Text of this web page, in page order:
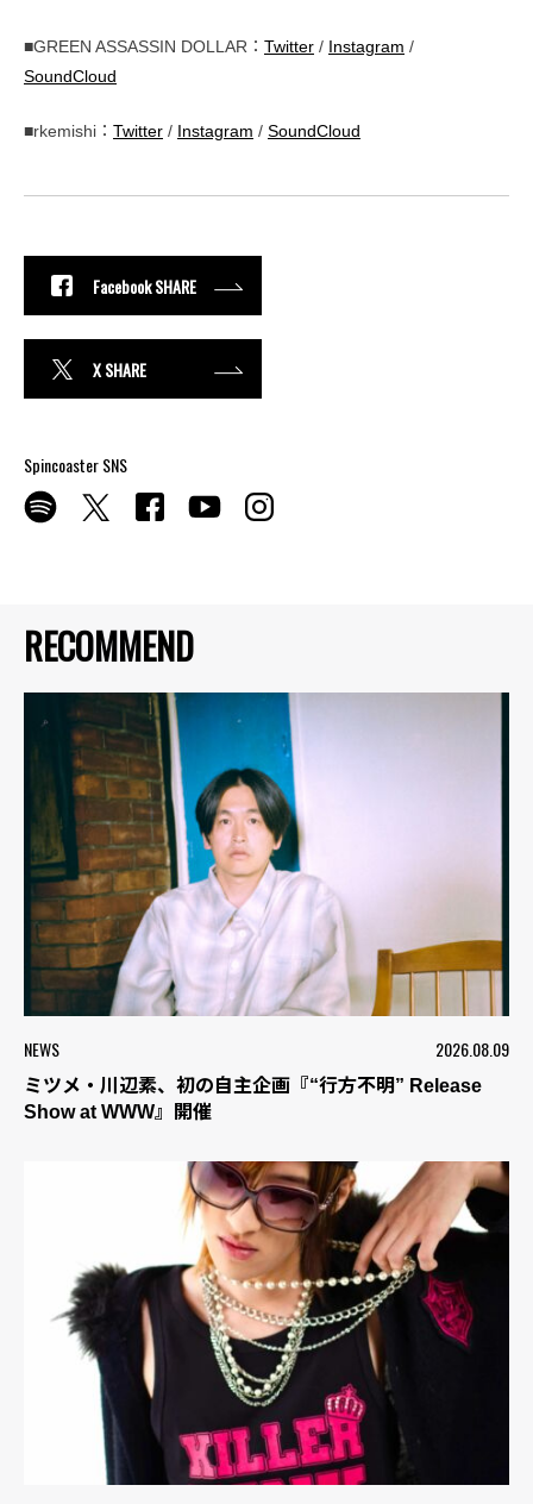
RECOMMEND
NEWS 2026.08.09
ミツメ・川辺素、初の自主企画『“行方不明” Release
Show at WWW』開催
■GREEN ASSASSIN DOLLAR： Twitter / Instagram /
SoundCloud
■rkemishi： Twitter / Instagram / SoundCloud
Facebook SHARE
X SHARE
Spincoaster SNS